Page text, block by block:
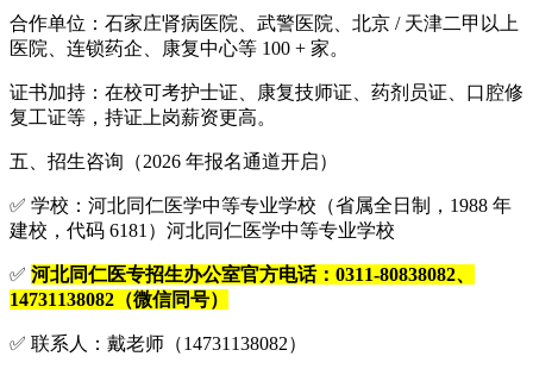
合作单位：石家庄肾病医院、武警医院、北京 / 天津二甲以上
医院、连锁药企、康复中心等 100 + 家。
证书加持：在校可考护士证、康复技师证、药剂员证、口腔修
复工证等，持证上岗薪资更高。
五、招生咨询（2026 年报名通道开启）
✅ 学校：河北同仁医学中等专业学校（省属全日制，1988 年
建校，代码 6181）河北同仁医学中等专业学校
✅ 河北同仁医专招生办公室官方电话：0311-80838082、
14731138082（微信同号）
✅ 联系人：戴老师（14731138082）